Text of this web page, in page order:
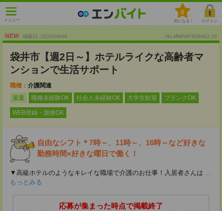
メニュー
0
気になる！ ログイン
NEW 掲載日 :2026/08/06 No.MNPWT856962-25
袋井市【週2日～】ホテルライクな高齢者マ
ンションで生活サポート
職種： 介護関連
派遣
職種未経験OK 社会人未経験OK 大学生歓迎 ブランクOK
WEB登録・面接OK
自由なシフト＊7時～、11時～、16時～など好きな
勤務時間×好きな曜日で働く！
▼高級ホテルのようなキレイな職場で介護のお仕事！入居者さんは ...
もっとみる
応募が集まった時点で掲載終了